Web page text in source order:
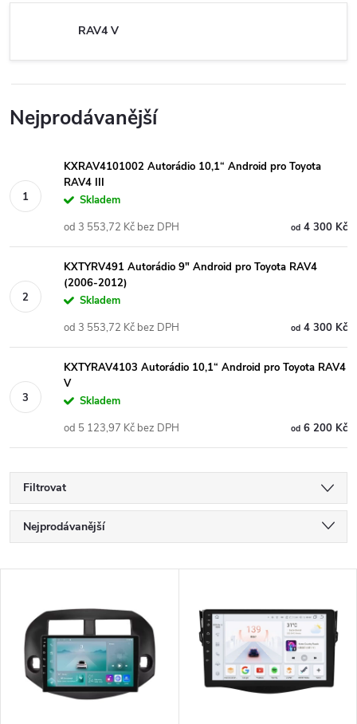
RAV4 V
Nejprodávanější
KXRAV4101002 Autorádio 10,1“ Android pro Toyota
RAV4 III
Skladem
od4 300 Kč
od 3 553,72 Kč bez DPH
KXTYRV491 Autorádio 9" Android pro Toyota RAV4
(2006-2012)
Skladem
od4 300 Kč
od 3 553,72 Kč bez DPH
KXTYRAV4103 Autorádio 10,1“ Android pro Toyota RAV4
V
Skladem
od6 200 Kč
od 5 123,97 Kč bez DPH
Filtrovat
Ř
a
e
n
Nejprodávanější
Abecedně
ý
p